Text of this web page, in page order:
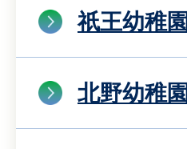
祇王幼稚園
北野幼稚園